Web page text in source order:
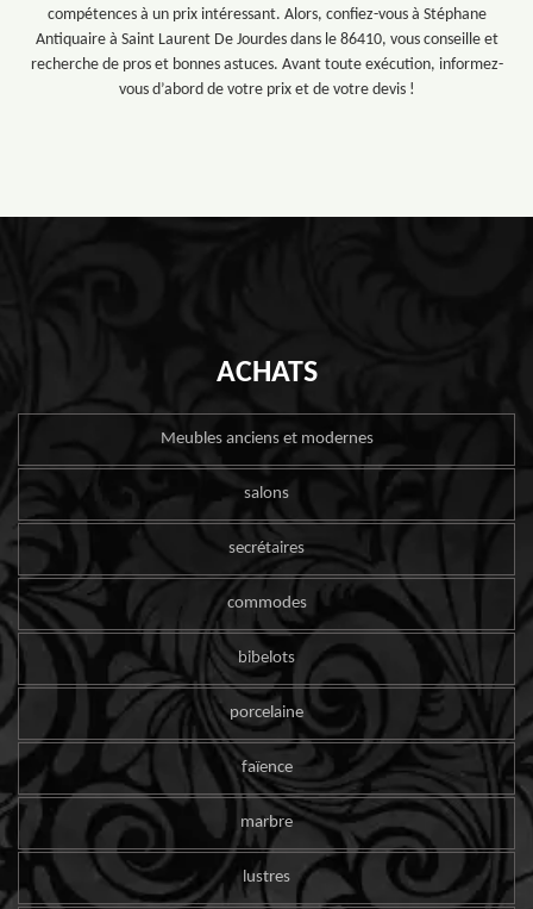
compétences à un prix intéressant. Alors, confiez-vous à Stéphane
Antiquaire à Saint Laurent De Jourdes dans le 86410, vous conseille et
recherche de pros et bonnes astuces. Avant toute exécution, informez-
vous d’abord de votre prix et de votre devis !
ACHATS
Meubles anciens et modernes
salons
secrétaires
commodes
bibelots
porcelaine
faïence
marbre
lustres